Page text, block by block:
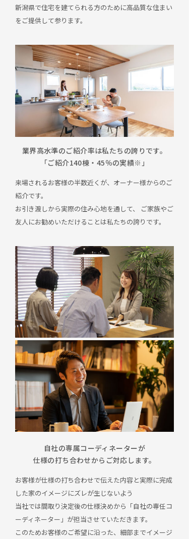
新潟県で住宅を建てられる方のために高品質な住まい
をご提供して参ります。
業界高水準のご紹介率は私たちの誇りです。
「ご紹介140棟・45％の実績※」
来場されるお客様の半数近くが、オーナー様からのご
紹介です。
お引き渡しから実際の住み心地を通して、
ご家族やご
友人にお勧めいただけることは私たちの誇りです。
自社の専属コーディネーターが
仕様の打ち合わせからご対応します。
お客様が仕様の打ち合わせで伝えた内容と実際に完成
した家のイメージにズレが生じないよう
当社では間取り決定後の仕様決めから「自社の専任コ
ーディネーター」が担当させていただきます。
このためお客様のご希望に沿った、細部までイメージ